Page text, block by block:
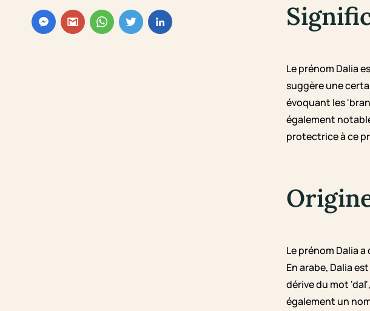
Le prénom Dalia
suggère une
évoquant les
également
protectrice à ce
Le prénom Dalia
En arabe, Dalia
dérive du mot
également un